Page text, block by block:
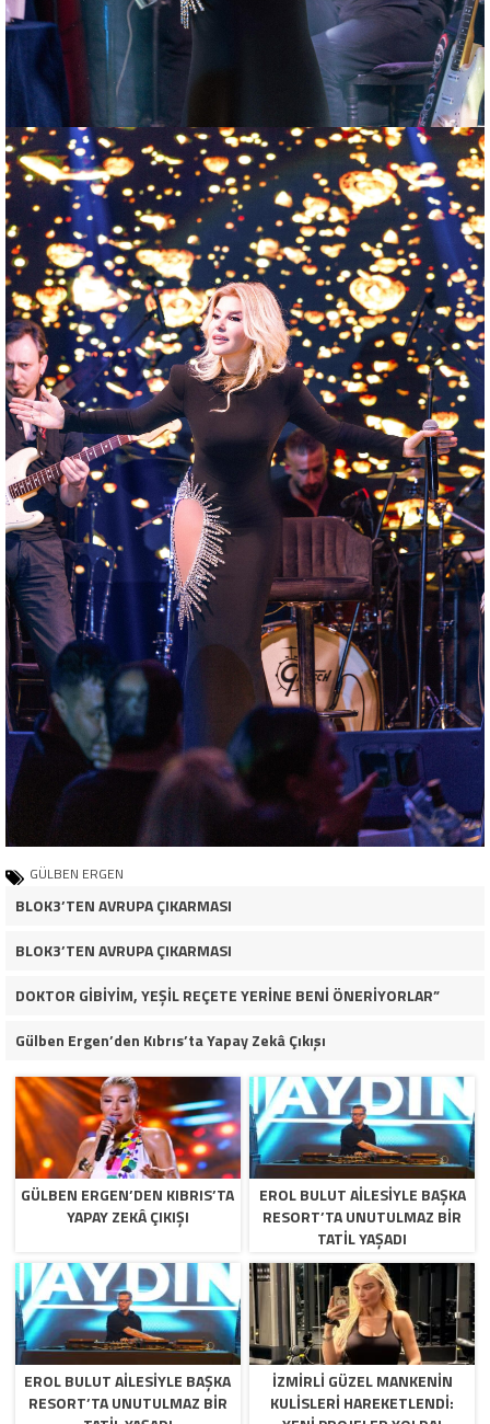
GÜLBEN ERGEN
BLOK3’TEN AVRUPA ÇIKARMASI
BLOK3’TEN AVRUPA ÇIKARMASI
DOKTOR GİBİYİM, YEŞİL REÇETE YERİNE BENİ ÖNERİYORLAR”
Gülben Ergen’den Kıbrıs’ta Yapay Zekâ Çıkışı
GÜLBEN ERGEN’DEN KIBRIS’TA
YAPAY ZEKÂ ÇIKIŞI
EROL BULUT AILESIYLE BAŞKA
RESORT’TA UNUTULMAZ BIR
TATIL YAŞADI
EROL BULUT AILESIYLE BAŞKA
RESORT’TA UNUTULMAZ BIR
İZMİRLİ GÜZEL MANKENİN
KULİSLERİ HAREKETLENDİ: